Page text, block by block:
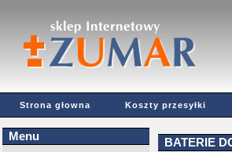
Strona głowna Koszty przesyłki
Menu BATERIE